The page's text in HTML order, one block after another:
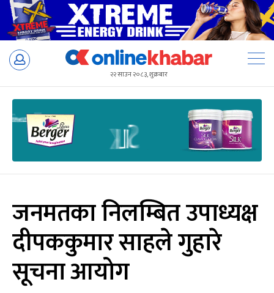
Skip
२२ साउन २०८३, शुक्रबार
जनमतका निलम्बित उपाध्यक्ष
दीपककुमार साहले गुहारे
सूचना आयोग